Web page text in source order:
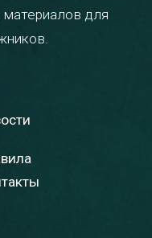
материалов для